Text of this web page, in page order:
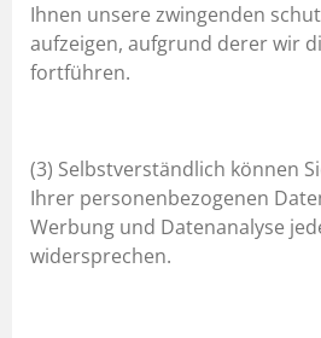
Ihnen unsere zwingenden
aufzeigen, aufgrund derer wir
fortführen.
(3) Selbstverständlich können
Ihrer personenbezogenen
Werbung und Datenanalyse
widersprechen.